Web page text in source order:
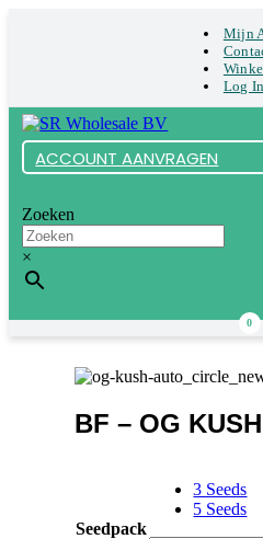
Mijn
Log In
ACCOUNT AANVRAGEN
Zoeken
×
0
BF – OG
Seedpack
3 Seeds
5 Seeds